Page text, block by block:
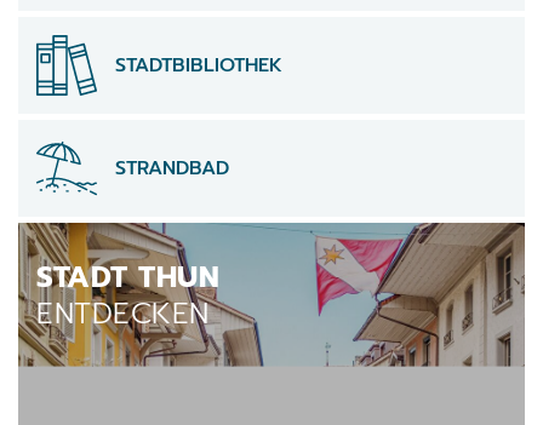
STADTBIBLIOTHEK
STRANDBAD
Verschiedene Informationen
STADT THUN
ENTDECKEN